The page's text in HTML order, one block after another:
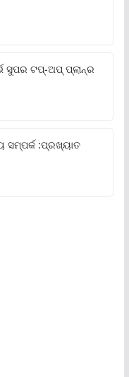
ସୁପର ଟପ୍‌-ଅପ୍ ପ୍ଲାନ୍‌ର
ସମ୍ପର୍କ :ପ୍ରଖ୍ୟାତ